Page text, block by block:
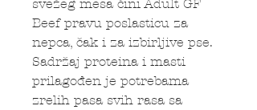
svežeg mesa čini Adult GF
Beef pravu poslasticu za
nepca, čak i za izbirljive pse.
Sadržaj proteina i masti
prilagođen je potrebama
zrelih pasa svih rasa sa